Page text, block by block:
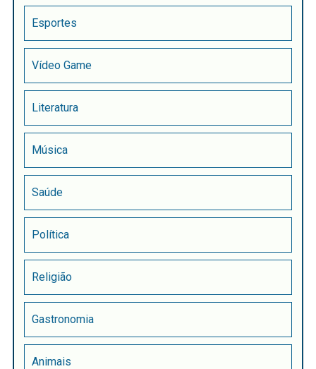
Esportes
Vídeo Game
Literatura
Música
Saúde
Política
Religião
Gastronomia
Animais